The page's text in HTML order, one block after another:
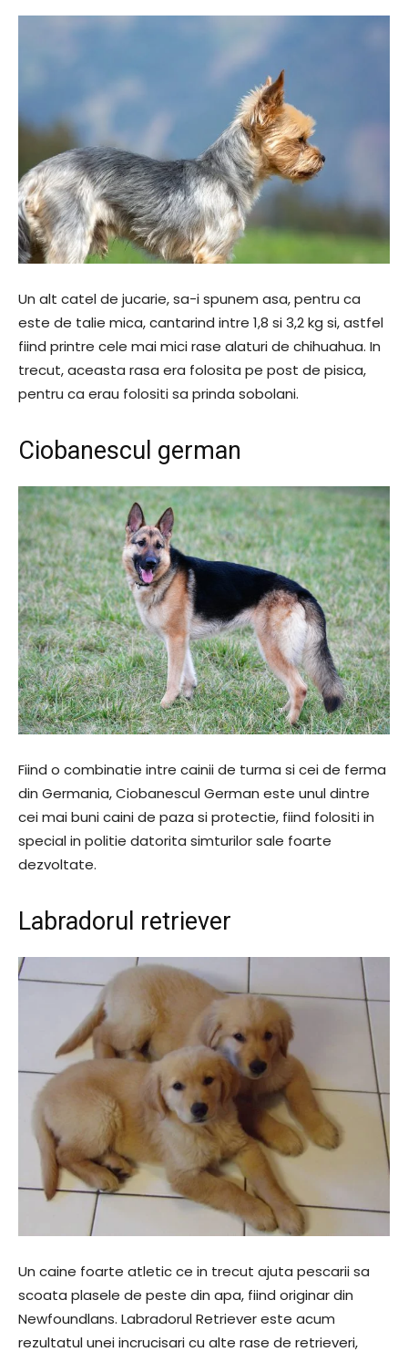
Un alt catel de jucarie, sa-i spunem asa, pentru ca
este de talie mica, cantarind intre 1,8 si 3,2 kg si, astfel
fiind printre cele mai mici rase alaturi de chihuahua. In
trecut, aceasta rasa era folosita pe post de pisica,
pentru ca erau folositi sa prinda sobolani.
Ciobanescul german
Fiind o combinatie intre cainii de turma si cei de ferma
din Germania, Ciobanescul German este unul dintre
cei mai buni caini de paza si protectie, fiind folositi in
special in politie datorita simturilor sale foarte
dezvoltate.
Labradorul retriever
Un caine foarte atletic ce in trecut ajuta pescarii sa
scoata plasele de peste din apa, fiind originar din
Newfoundlans. Labradorul Retriever este acum
rezultatul unei incrucisari cu alte rase de retrieveri,